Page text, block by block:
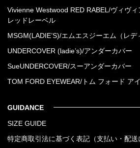
Vivienne Westwood RED RABEL/ヴィヴィ
レッドレーベル
MSGM(LADIE’S)/エムエスジーエム（レデ
UNDERCOVER (ladie’s)/アンダーカバー
SueUNDERCOVER/スーアンダーカバー
TOM FORD EYEWEAR/トム フォード ア
GUIDANCE
SIZE GUIDE
特定商取引法に基づく表記（支払い・配送